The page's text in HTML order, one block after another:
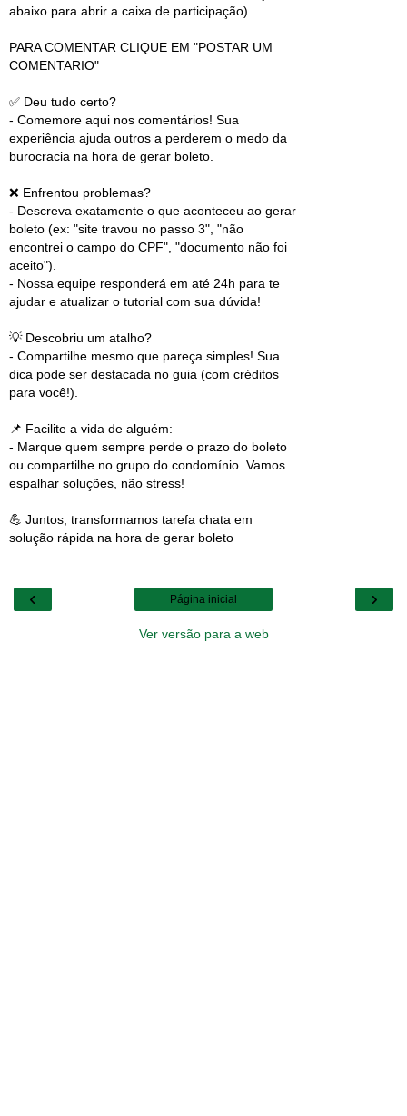
abaixo para abrir a caixa de participação)
PARA COMENTAR CLIQUE EM "POSTAR UM
COMENTARIO"
✅ Deu tudo certo?
- Comemore aqui nos comentários! Sua
experiência ajuda outros a perderem o medo da
burocracia na hora de gerar boleto.
❌ Enfrentou problemas?
- Descreva exatamente o que aconteceu ao gerar
boleto (ex: "site travou no passo 3", "não
encontrei o campo do CPF", "documento não foi
aceito").
- Nossa equipe responderá em até 24h para te
ajudar e atualizar o tutorial com sua dúvida!
💡 Descobriu um atalho?
- Compartilhe mesmo que pareça simples! Sua
dica pode ser destacada no guia (com créditos
para você!).
📌 Facilite a vida de alguém:
- Marque quem sempre perde o prazo do boleto
ou compartilhe no grupo do condomínio. Vamos
espalhar soluções, não stress!
💪 Juntos, transformamos tarefa chata em
solução rápida na hora de gerar boleto
‹ ›
Página inicial
Ver versão para a web